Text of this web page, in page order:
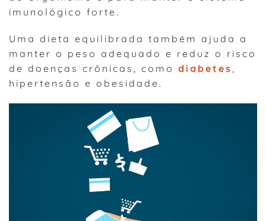
imunológico forte.
Uma dieta equilibrada também ajuda a
manter o peso adequado e reduz o risco
de doenças crônicas, como diabetes,
hipertensão e obesidade.